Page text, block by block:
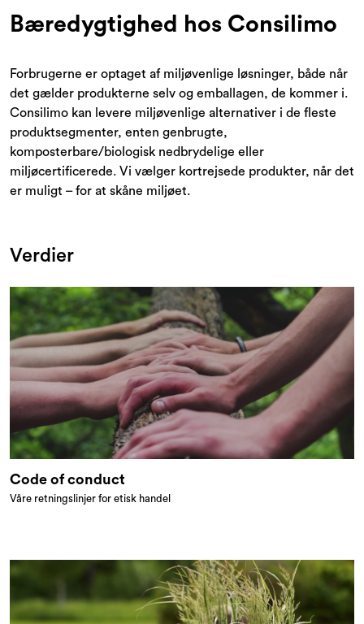
Bæredygtighed hos Consilimo
Forbrugerne er optaget af miljøvenlige løsninger, både når
det gælder produkterne selv og emballagen, de kommer i.
Consilimo kan levere miljøvenlige alternativer i de fleste
produktsegmenter, enten genbrugte,
komposterbare/biologisk nedbrydelige eller
miljøcertificerede. Vi vælger kortrejsede produkter, når det
er muligt – for at skåne miljøet.
Verdier
Code of conduct
Våre retningslinjer for etisk handel
Tilbud og outlet